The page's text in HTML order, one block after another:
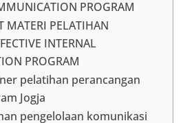
PROGRAM
MATERI PELATIHAN
INTERNAL
PROGRAM
pelatihan perancangan
Jogja
pengelolaan komunikasi